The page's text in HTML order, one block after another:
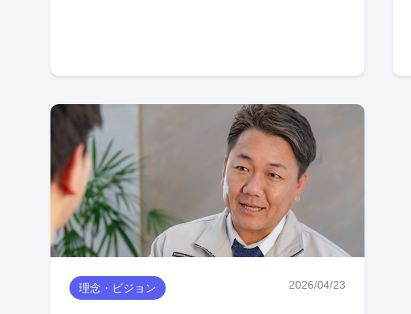
理念・ビジョン 2026/04/23